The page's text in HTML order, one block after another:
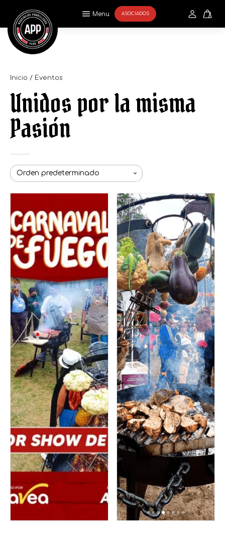
Menu ASOCIADOS
Inicio / Eventos
Unidos por la misma
Pasión
Eventos
Carnaval de Fuego
La mejor celebración del
verano vuelve este 22
de marzo ¡Carnaval de
Fuego 2025! Aprovecha
la preventa, adquiere 2
entradas por S/30.00
sólo por tiempo
limitado. Sumérgete en
la diversidad cultural
que caracteriza a cada
rincón de nuestro país,
desde las festividades
la costa hasta las
celebraciones
tradicionales en las
alturas […]
S/ 30.00
Comprar
Eventos
Mr Grill Fest
¡Bienvenido al Mr. Grill
Fest, el festival de
parrillas y brasas más
grande del año!
Prepárate para
disfrutar de un día lleno
de sabores y diversión
mientras te sumerges en
la cultura de las
brasas. Con
degustaciones de los
mejores platos de
parrilla, actividades
emocionantes, música
en vivo y dinámicas
para toda la familia,
S/ 30.00
Comprar